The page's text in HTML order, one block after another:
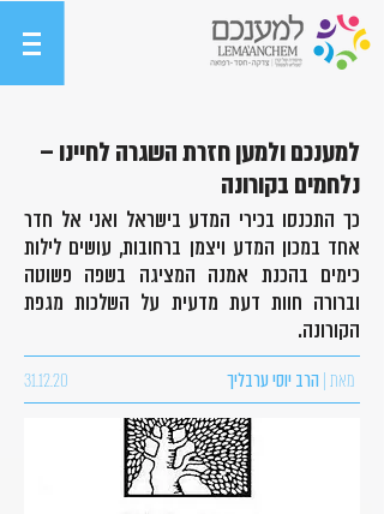
למענכם ולמען חזרת השגרה לחיינו –
נלחמים בקורונה
כך התכנסו בכירי המדע בישראל ואני אל חדר
אחד במכון המדע ויצמן ברחובות, עושים לילות
כימים בהכנת אמנה המציגה בשפה פשוטה
וברורה חוות דעת מדעית על השלכות מגפת
הקורונה.
31.12.20 הרב יוסי ערבליך מאת |